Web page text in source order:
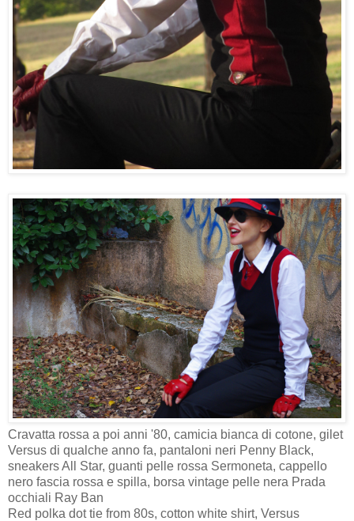
Cravatta rossa a poi anni '80, camicia bianca di cotone, gilet
Versus di qualche anno fa, pantaloni neri Penny Black,
sneakers All Star, guanti pelle rossa Sermoneta, cappello
nero fascia rossa e spilla, borsa vintage pelle nera Prada
occhiali Ray Ban
Red polka dot tie from 80s, cotton white shirt, Versus